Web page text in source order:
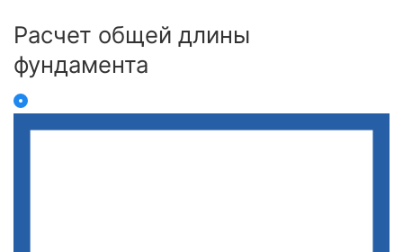
Расчет общей длины
фундамента